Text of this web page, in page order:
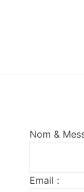
Nom &
Email :